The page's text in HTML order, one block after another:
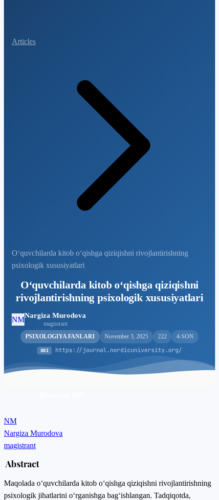
Articles
O‘quvchilarda kitob o‘qishga qiziqishni rivojlantirishning
psixologik xususiyatlari
O‘quvchilarda kitob o‘qishga qiziqishni
rivojlantirishning psixologik xususiyatlari
NMNargiza Murodova
magistrant
PSIXOLOGIYA FANLARI
November 3, 2025 222 4-SON
DOI https://journal.nordicuniversity.org/
NM
Nargiza Murodova
magistrant
Abstract
Maqolada o‘quvchilarda kitob o‘qishga qiziqishni rivojlantirishning
psixologik jihatlarini o‘rganishga bag‘ishlangan. Tadqiqotda,